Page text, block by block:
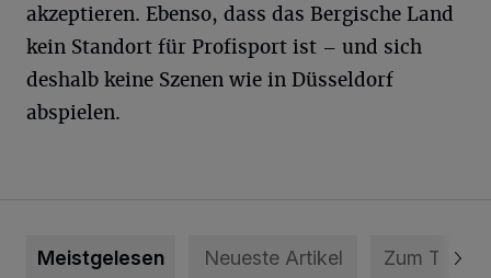
akzeptieren. Ebenso, dass das Bergische Land
kein Standort für Profisport ist – und sich
deshalb keine Szenen wie in Düsseldorf
abspielen.
Meistgelesen Neueste Artikel Zum Thema